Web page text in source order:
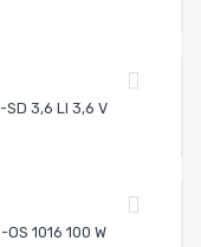
SD 3,6 LI 3,6 V
OS 1016 100 W